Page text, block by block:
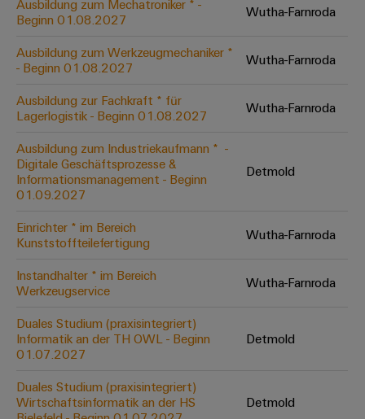
für
die
im
Schaltschrankbau
Schienenfahrzeuge
Moderne
digitale
Lösungen
für
klimafreundliche
im
Bahnverkehr
Schiffbau
Umfassende
für
die
maritime
Wasseraufbereitung
Gerätehersteller
Leiterplattensteckverbinder
Leiterplattenklemmen
Connector
Services
Equipment
(OEM)
Weidmüller
Industrial
AI
Remote
Access
&
Cloud-
Services
Industrial
Service
Platform
easyConnect
Werkstatt
Zubehör
&
Unser
Thüringen
Ausbildung zum Mechatroniker * -
Beginn 01.08.2027
Wutha-Farnroda
Ausbildung zum Werkzeugmechaniker *
- Beginn 01.08.2027
Wutha-Farnroda
Ausbildung zur Fachkraft * für
Lagerlogistik - Beginn 01.08.2027
Wutha-Farnroda
Ausbildung zum Industriekaufmann * ​ -
Digitale Geschäftsprozesse &
Informationsmanagement - Beginn
01.09.2027
Detmold
Einrichter * im Bereich
Kunststoffteilefertigung
Wutha-Farnroda
Instandhalter * im Bereich
Werkzeugservice
Wutha-Farnroda
Duales Studium (praxisintegriert)
Informatik an der TH OWL - Beginn
01.07.2027
Detmold
Duales Studium (praxisintegriert)
Wirtschaftsinformatik an der HS
Detmold